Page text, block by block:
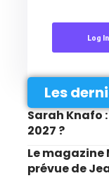
Log In
Les
Sarah Knafo
2027 ?
Le magazine
prévue de